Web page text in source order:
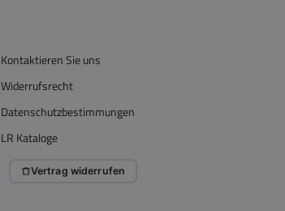
Kontaktieren Sie uns
Widerrufsrecht
Datenschutzbestimmungen
LR Kataloge
Vertrag widerrufen